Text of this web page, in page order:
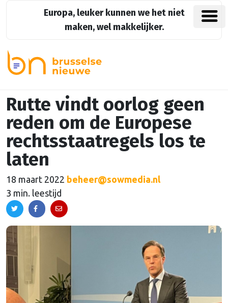
Europa, leuker kunnen we het niet
maken, wel makkelijker.
Rutte vindt oorlog geen
reden om de Europese
rechtsstaatregels los te
laten
18 maart 2022 beheer@sowmedia.nl
3 min. leestijd